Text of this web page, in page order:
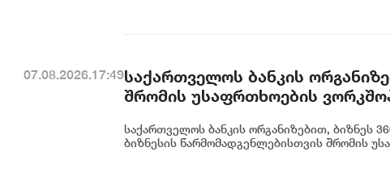
07.08.2026.17:49საქართველოს ბანკის
შრომის უსაფრთხოების
საქართველოს ბანკის ორგანიზებით, ბიზნეს
ბიზნესის წარმომადგენლებისთვის შრომის